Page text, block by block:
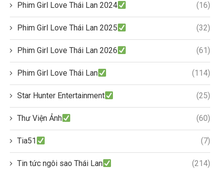
Phim Girl Love Thái Lan 2024 (16)
Phim Girl Love Thái Lan 2025 (32)
Phim Girl Love Thái Lan 2026 (61)
Phim Girl Love Thái Lan (114)
Star Hunter Entertainment (25)
Thư Viện Ảnh (60)
Tia51 (7)
Tin tức ngôi sao Thái Lan (214)